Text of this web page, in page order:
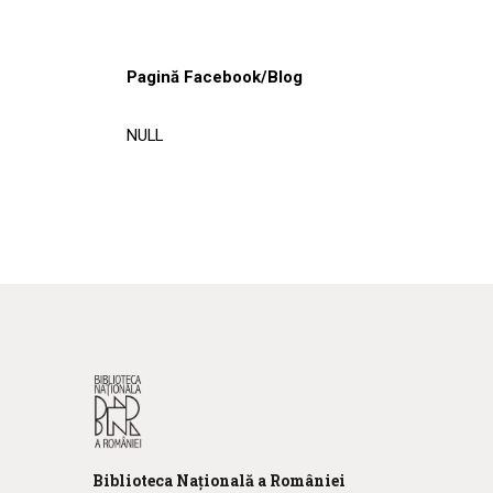
Pagină Facebook/Blog
NULL
Biblioteca Națională a României